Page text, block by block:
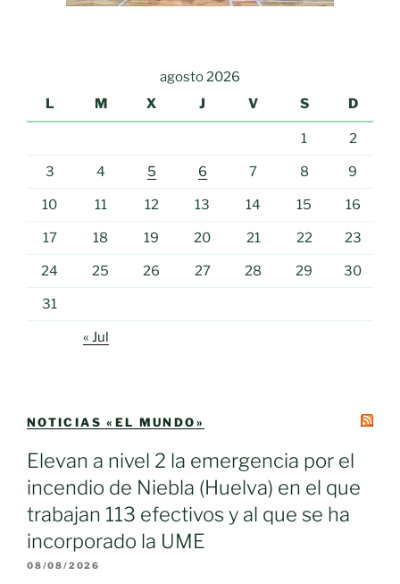
agosto 2026
L
M X J V S D
1 2
3 4 5 6 7 8 9
10 11 12 13 14 15 16
17 18 19 20 21 22 23
24 25 26 27 28 29 30
31
« Jul
NOTICIAS «EL MUNDO»
Elevan a nivel 2 la emergencia por el
incendio de Niebla (Huelva) en el que
trabajan 113 efectivos y al que se ha
incorporado la UME
08/08/2026